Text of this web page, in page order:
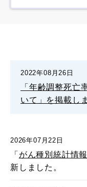
2022年08月26日
「年齢調整死亡
いて」を掲載し
2026年07月22日
「 がん種別統計情報
新しました。